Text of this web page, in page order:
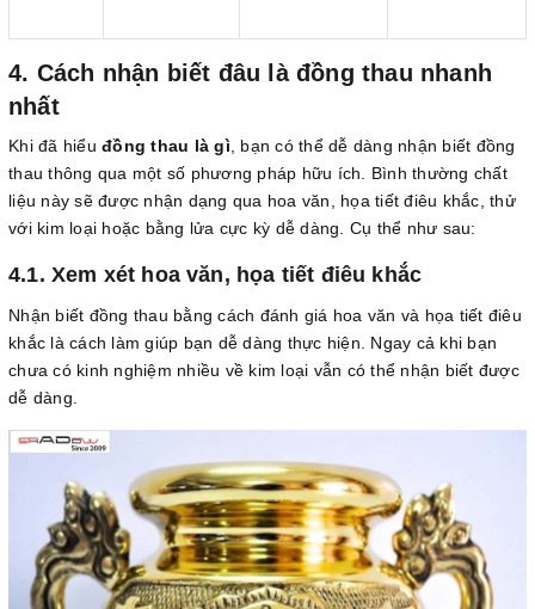
4. Cách nhận biết đâu là đồng thau nhanh
nhất
Khi đã hiểu đồng thau là gì, bạn có thể dễ dàng nhận biết đồng
thau thông qua một số phương pháp hữu ích. Bình thường chất
liệu này sẽ được nhận dạng qua hoa văn, họa tiết điêu khắc, thử
với kim loại hoặc bằng lửa cực kỳ dễ dàng. Cụ thể như sau:
4.1. Xem xét hoa văn, họa tiết điêu khắc
Nhận biết đồng thau bằng cách đánh giá hoa văn và họa tiết điêu
khắc là cách làm giúp bạn dễ dàng thực hiện. Ngay cả khi bạn
chưa có kinh nghiệm nhiều về kim loại vẫn có thể nhận biết được
dễ dàng.